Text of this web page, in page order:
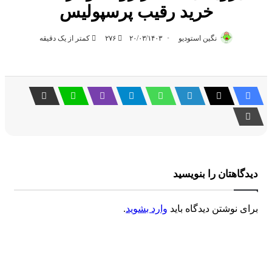
خرید رقیب پرسپولیس
نگین استودیو ۲۰/۰۳/۱۴۰۳ ۲۷۶ کمتر از یک دقیقه
دیدگاهتان را بنویسید
برای نوشتن دیدگاه باید وارد بشوید.